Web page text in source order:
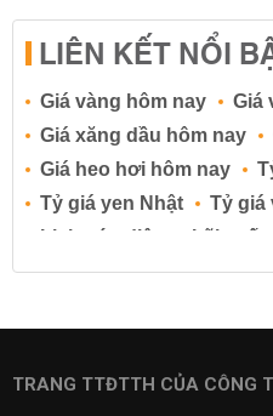
LIÊN KẾT NỔI
Giá vàng hôm nay
Giá
Giá xăng dầu hôm nay
Giá heo hơi hôm nay
Tỷ giá yen Nhật
Tỷ giá
Lịch cúp điện
Lãi suất
Lãi suất tiết kiệm
Lãi
Lãi suất ngân hàng BIDV
TRANG TTĐTTH CỦA CÔNG